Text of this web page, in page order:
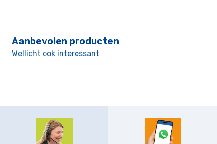
Aanbevolen producten
Wellicht ook interessant